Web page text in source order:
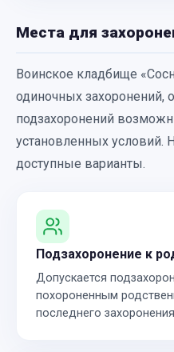
Места для
Воинское кладбище
одиночных
подзахоронений
установленных условий.
доступные варианты.
Подзахоронение к
Допускается
похороненным
последнего